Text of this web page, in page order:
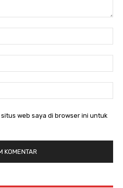
web saya di browser ini untuk